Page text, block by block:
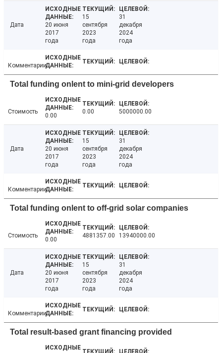
Дата
20 июня
2017
года
15
сентября
2023
года
31
декабря
2024
года
Комментарии
Total funding onlent to mini-grid developers
Стоимость
0.00
0.00 5000000.00
Дата
20 июня
2017
года
15
сентября
2023
года
31
декабря
2024
года
Комментарии
Total funding onlent to off-grid solar companies
Стоимость
0.00
4881357.00 13940000.00
Дата
20 июня
2017
года
15
сентября
2023
года
31
декабря
2024
года
Комментарии
Total result-based grant financing provided